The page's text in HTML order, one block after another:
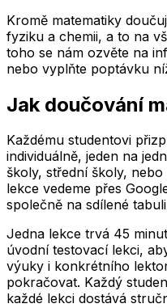
Kromě matematiky
fyziku a chemii, a to na
toho se nám ozvěte na
nebo vyplňte poptávku
Jak doučování
Každému studentovi
individuálně, jeden na
školy, střední školy,
lekce vedeme přes
společně na sdílené
Jedna lekce trvá 45
úvodní testovací lekci,
výuky i konkrétního
pokračovat. Každý
každé lekci dostává